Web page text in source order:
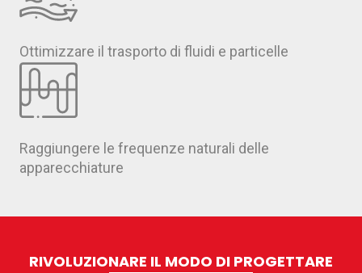
Ottimizzare il trasporto di fluidi e particelle
Raggiungere le frequenze naturali delle
apparecchiature
RIVOLUZIONARE IL MODO DI PROGETTARE